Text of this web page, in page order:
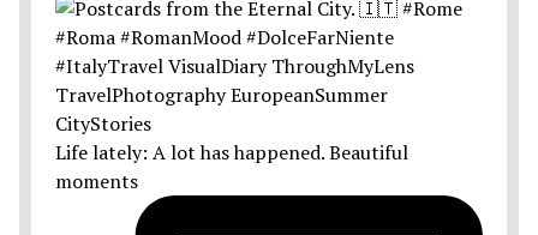
Life lately: A lot has happened. Beautiful
moments